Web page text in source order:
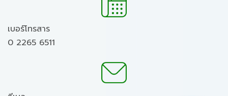
เบอร์โทรสาร
0 2265 6511